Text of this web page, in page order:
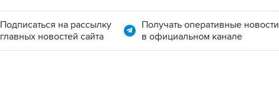
Подписаться на рассылку
главных новостей сайта
Получать оперативные новости
в официальном канале